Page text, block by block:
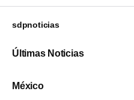
sdpnoticias
Últimas Noticias
México